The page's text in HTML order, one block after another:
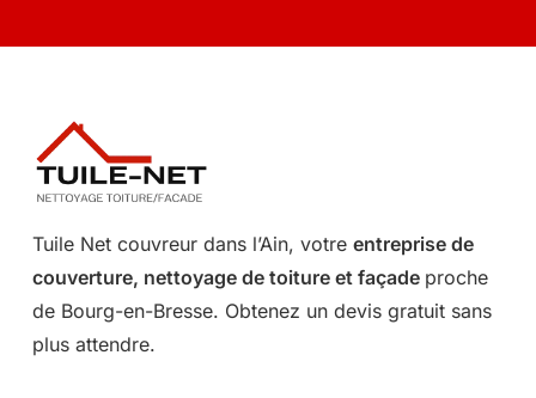
Tuile Net couvreur dans l’Ain, votre entreprise de
couverture, nettoyage de toiture et façade proche
de Bourg-en-Bresse. Obtenez un devis gratuit sans
plus attendre.